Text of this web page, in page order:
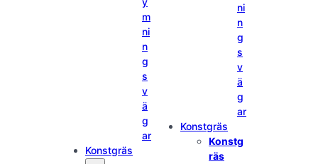
m
ni
n
g
s
v
ä
g
ar
Konstgräs
ni
n
g
s
v
ä
g
ar
Konstgräs
Konstg
räs